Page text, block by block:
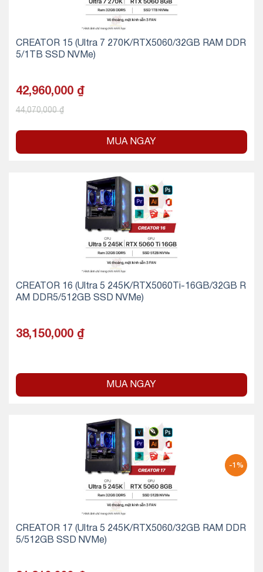
CREATOR 15 (Ultra 7 270K/RTX5060/32GB RAM DDR
5/1TB SSD NVMe)
42,960,000 ₫
44,070,000₫
MUA NGAY
CREATOR 16 (Ultra 5 245K/RTX5060Ti-16GB/32GB R
AM DDR5/512GB SSD NVMe)
38,150,000 ₫
MUA NGAY
-1%
CREATOR 17 (Ultra 5 245K/RTX5060/32GB RAM DDR
5/512GB SSD NVMe)